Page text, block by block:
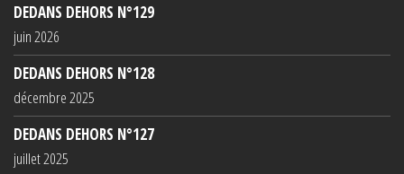
DEDANS DEHORS N°129
juin 2026
DEDANS DEHORS N°128
décembre 2025
DEDANS DEHORS N°127
juillet 2025